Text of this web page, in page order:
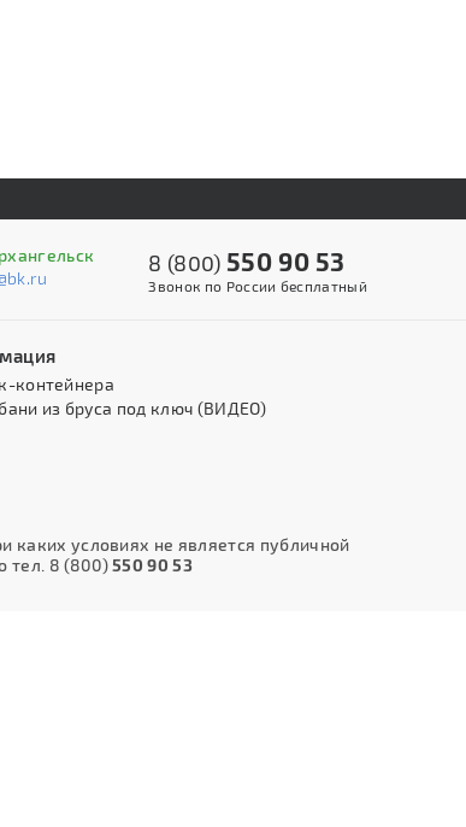
8 (800) 550 90 53
Звонок по России бесплатный
контейнера
из бруса под ключ (ВИДЕО)
каких условиях не является публичной
тел. 8 (800)550 90 53